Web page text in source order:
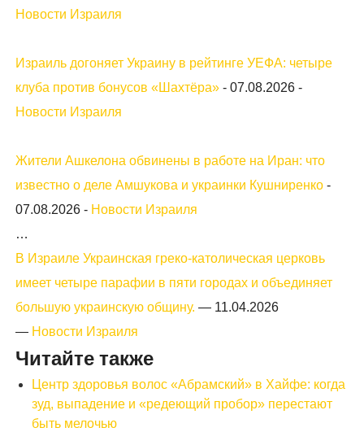
Новости Израиля
Израиль догоняет Украину в рейтинге УЕФА: четыре
клуба против бонусов «Шахтёра» -07.08.2026 -
Новости Израиля
Жители Ашкелона обвинены в работе на Иран: что
известно о деле Амшукова и украинки Кушниренко -
07.08.2026 - Новости Израиля
…
В Израиле Украинская греко-католическая церковь
имеет четыре парафии в пяти городах и объединяет
большую украинскую общину. — 11.04.2026
— Новости Израиля
Читайте также
Центр здоровья волос «Абрaмский» в Хайфе: когда
зуд, выпадение и «редеющий пробор» перестают
быть мелочью